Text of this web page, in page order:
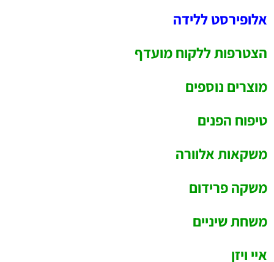
אלופירסט ללידה
הצטרפות ללקוח מועדף
מוצרים נוספים
טיפוח הפנים
משקאות אלוורה
משקה פרידום
משחת שיניים
איי ויזן